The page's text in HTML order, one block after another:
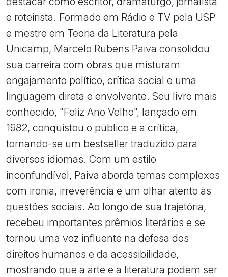
e roteirista. Formado em Rádio e TV pela USP
e mestre em Teoria da Literatura pela
Unicamp, Marcelo Rubens Paiva consolidou
sua carreira com obras que misturam
engajamento político, crítica social e uma
linguagem direta e envolvente. Seu livro mais
conhecido, "Feliz Ano Velho", lançado em
1982, conquistou o público e a crítica,
tornando-se um bestseller traduzido para
diversos idiomas. Com um estilo
inconfundível, Paiva aborda temas complexos
com ironia, irreverência e um olhar atento às
questões sociais. Ao longo de sua trajetória,
recebeu importantes prêmios literários e se
tornou uma voz influente na defesa dos
direitos humanos e da acessibilidade,
mostrando que a arte e a literatura podem ser